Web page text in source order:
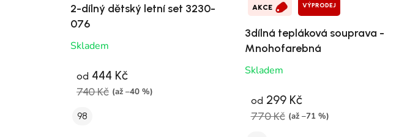
2-dílný dětský letní set 3230-
076
Skladem
od 444 Kč
740 Kč (až –40 %)
98
AKCE VÝPRODEJ
3dílná tepláková souprava -
Mnohofarebná
Skladem
od 299 Kč
770 Kč (až –71 %)